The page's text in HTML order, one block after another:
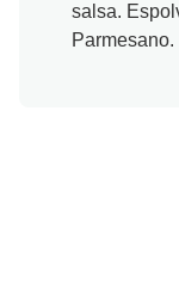
salsa.
Parmesano.